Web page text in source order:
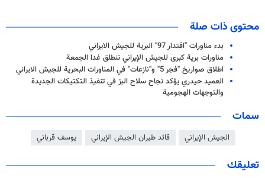
محتوى ذات صلة
بدء مناورات "اقتدار 97" البرية للجيش الايراني
مناورات برية كبرى للجيش الإيراني تنطلق غدا الجمعة
اطلاق صواريخ "فجر 5" و"نازعات" في المناورات البحرية للجيش الايراني
العميد حيدري يؤكد نجاح سلاح البرّ في تنفيذ التكتيكات الجديدة
والتوجهات الهجومية
سمات
الجيش الإيراني قائد طيران الجيش الإيراني يوسف قرباني
تعليقك